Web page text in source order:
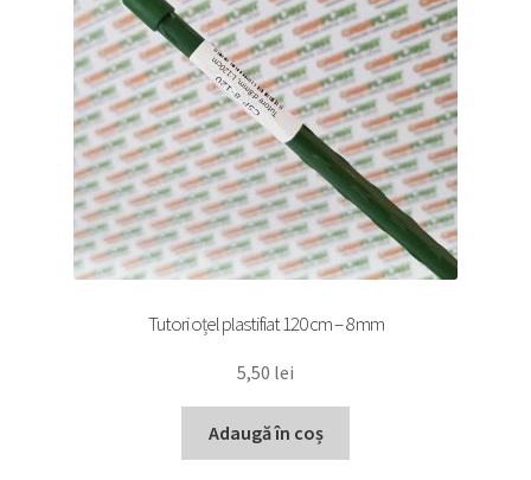
Tutori oțel plastifiat 120 cm – 8 mm
5,50 lei
Adaugă în coș